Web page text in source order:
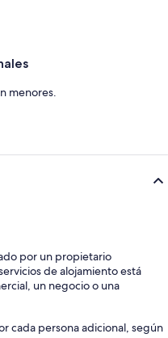
menores.
por un propietario
de alojamiento está
un negocio o una
cada persona adicional, según